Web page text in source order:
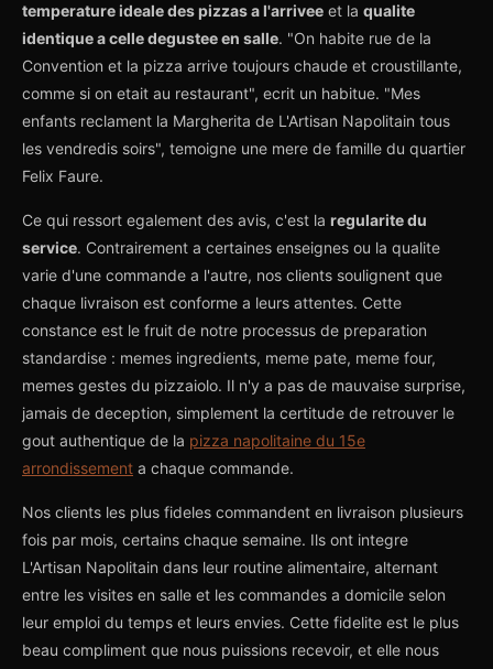
temperature ideale des pizzas a l'arrivee et la qualite
identique a celle degustee en salle. "On habite rue de la
Convention et la pizza arrive toujours chaude et croustillante,
comme si on etait au restaurant", ecrit un habitue. "Mes
enfants reclament la Margherita de L'Artisan Napolitain tous
les vendredis soirs", temoigne une mere de famille du quartier
Felix Faure.
Ce qui ressort egalement des avis, c'est la regularite du
service. Contrairement a certaines enseignes ou la qualite
varie d'une commande a l'autre, nos clients soulignent que
chaque livraison est conforme a leurs attentes. Cette
constance est le fruit de notre processus de preparation
standardise : memes ingredients, meme pate, meme four,
memes gestes du pizzaiolo. Il n'y a pas de mauvaise surprise,
jamais de deception, simplement la certitude de retrouver le
gout authentique de la pizza napolitaine du 15e
arrondissement a chaque commande.
Nos clients les plus fideles commandent en livraison plusieurs
fois par mois, certains chaque semaine. Ils ont integre
L'Artisan Napolitain dans leur routine alimentaire, alternant
entre les visites en salle et les commandes a domicile selon
leur emploi du temps et leurs envies. Cette fidelite est le plus
beau compliment que nous puissions recevoir, et elle nous